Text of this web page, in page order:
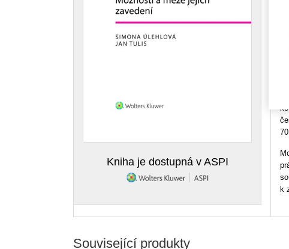
Kniha je dostupná v ASPI
k
Související produkty